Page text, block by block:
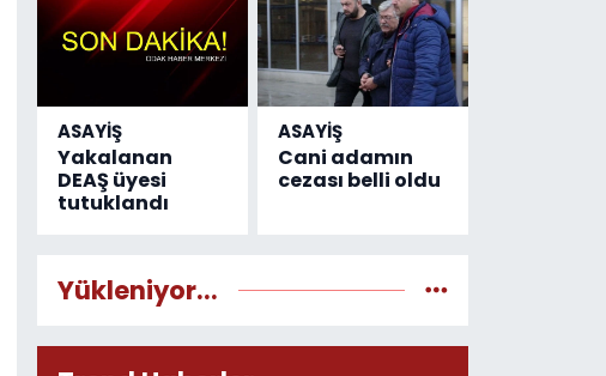
ASAYİŞ
Yakalanan
DEAŞ üyesi
tutuklandı
ASAYİŞ
Cani adamın
cezası belli oldu
Yükleniyor...